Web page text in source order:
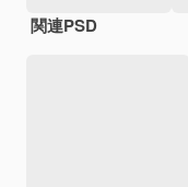
関連PSD